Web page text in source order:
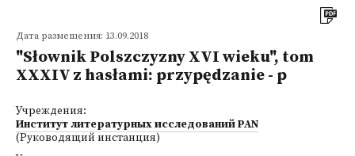
Дата размещения: 13.09.2018
"Słownik Polszczyzny XVI wieku", tom
XXXIV z hasłami: przypędzanie - p
Учреждения:
Институт литературных исследований PAN
(Руководящий инстанция)